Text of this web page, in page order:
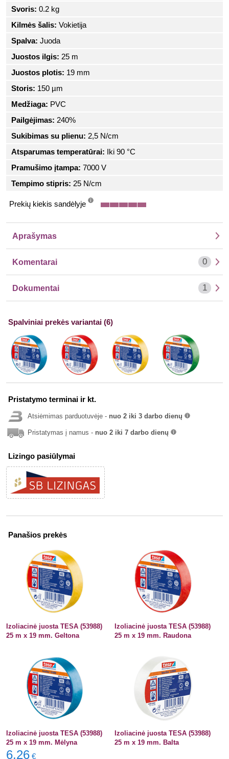
Svoris: 0.2 kg
Kilmės šalis: Vokietija
Spalva: Juoda
Juostos ilgis: 25 m
Juostos plotis: 19 mm
Storis: 150 µm
Medžiaga: PVC
Pailgėjimas: 240%
Sukibimas su plienu: 2,5 N/cm
Atsparumas temperatūrai: Iki 90 °C
Pramušimo įtampa: 7000 V
Tempimo stipris: 25 N/cm
Prekių kiekis sandėlyje
Aprašymas
Komentarai 0
Dokumentai 1
Spalviniai prekės variantai (6)
Pristatymo terminai ir kt.
Atsiėmimas parduotuvėje - nuo 2 iki 3 darbo dienų
Pristatymas į namus - nuo 2 iki 7 darbo dienų
Lizingo pasiūlymai
Panašios prekės
Izoliacinė juosta TESA (53988)
25 m x 19 mm. Geltona
Izoliacinė juosta TESA (53988)
25 m x 19 mm. Raudona
Izoliacinė juosta TESA (53988)
25 m x 19 mm. Mėlyna
6,26 €
Izoliacinė juosta TESA (53988)
25 m x 19 mm. Balta